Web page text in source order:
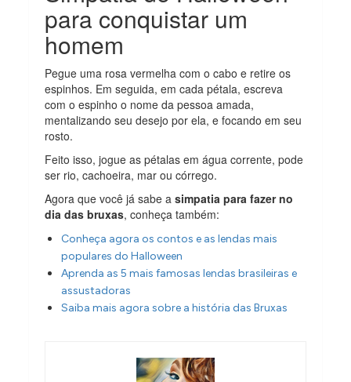
para conquistar um
homem
Pegue uma rosa vermelha com o cabo e retire os
espinhos. Em seguida, em cada pétala, escreva
com o espinho o nome da pessoa amada,
mentalizando seu desejo por ela, e focando em seu
rosto.
Feito isso, jogue as pétalas em água corrente, pode
ser rio, cachoeira, mar ou córrego.
Agora que você já sabe asimpatia para fazer no
dia das bruxas, conheça também:
Conheça agora os contos e as lendas mais
populares do Halloween
Aprenda as 5 mais famosas lendas brasileiras e
assustadoras
Saiba mais agora sobre a história das Bruxas